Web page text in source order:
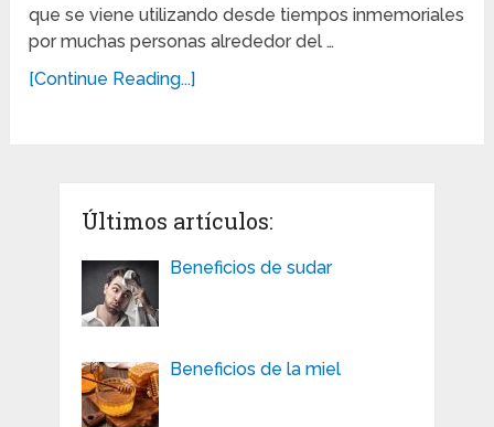
que se viene utilizando desde tiempos inmemoriales
por muchas personas alrededor del …
[Continue Reading...]
Últimos artículos:
Beneficios de sudar
Beneficios de la miel